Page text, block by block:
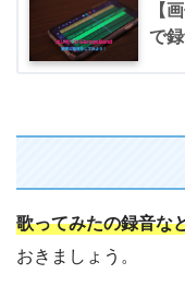
【
で
歌ってみたの録音な
おきましょう。